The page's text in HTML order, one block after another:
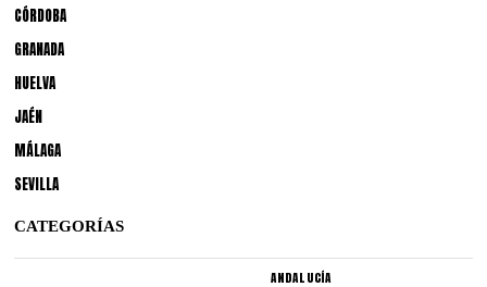
CÓRDOBA
GRANADA
HUELVA
JAÉN
MÁLAGA
SEVILLA
CATEGORÍAS
ANDALUCÍA